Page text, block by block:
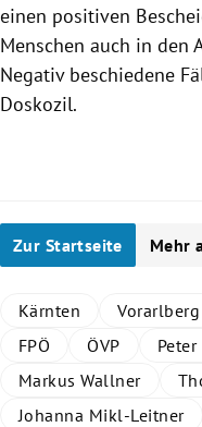
einen positiven
Menschen auch in den
Negativ beschiedene
Doskozil.
Zur Startseite Mehr
Kärnten Vorarlberg
FPÖ
ÖVP
Markus Wallner
Johanna Mikl-Leitner